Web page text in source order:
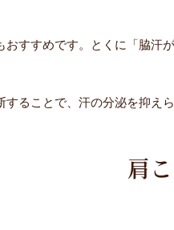
すすめです。とくに「脇
ることで、汗の分泌を抑
肩